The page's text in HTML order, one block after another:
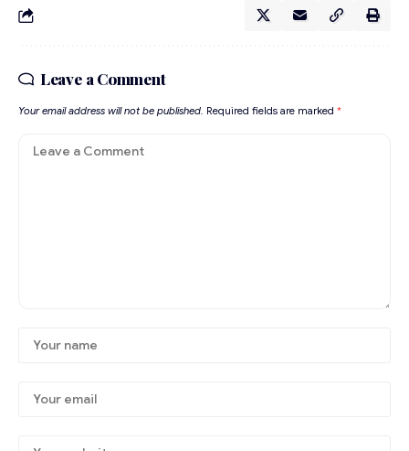
Leave a Comment
Your email address will not be published. Required fields are marked *